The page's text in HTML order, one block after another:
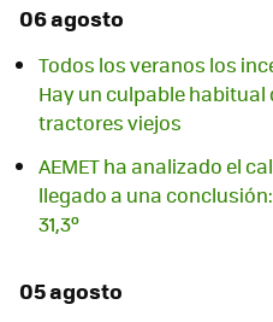
06 agosto
Todos los veranos los
Hay un culpable
tractores viejos
AEMET ha analizado el
llegado a una
31,3º
05 agosto